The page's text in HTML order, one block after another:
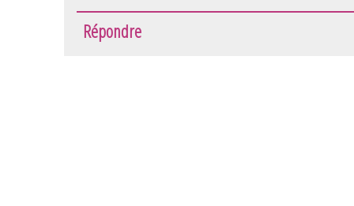
Répondre